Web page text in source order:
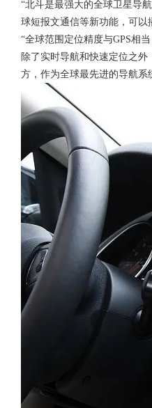
“北斗是最强大的全球卫星导
球短报文通信等新功能，可以
“全球范围定位精度与GPS相
除了实时导航和快速定位之
方，作为全球最先进的导航系